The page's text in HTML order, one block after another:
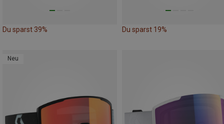
Du sparst 39% Du sparst 19%
Neu